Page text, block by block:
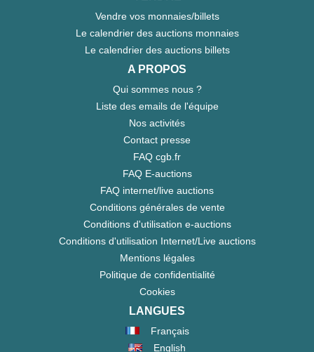
Vendre vos monnaies/billets
Le calendrier des auctions monnaies
Le calendrier des auctions billets
A PROPOS
Qui sommes nous ?
Liste des emails de l'équipe
Nos activités
Contact presse
FAQ cgb.fr
FAQ E-auctions
FAQ internet/live auctions
Conditions générales de vente
Conditions d'utilisation e-auctions
Conditions d'utilisation Internet/Live auctions
Mentions légales
Politique de confidentialité
Cookies
LANGUES
Français
English